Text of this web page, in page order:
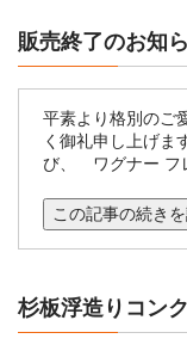
販売終了のお知
平素より格別のご
く御礼申し上げま
び、 ワグナー フ
この記事の続き
杉板浮造りコン